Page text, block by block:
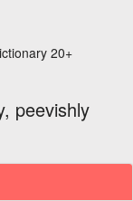
20+
peevishly